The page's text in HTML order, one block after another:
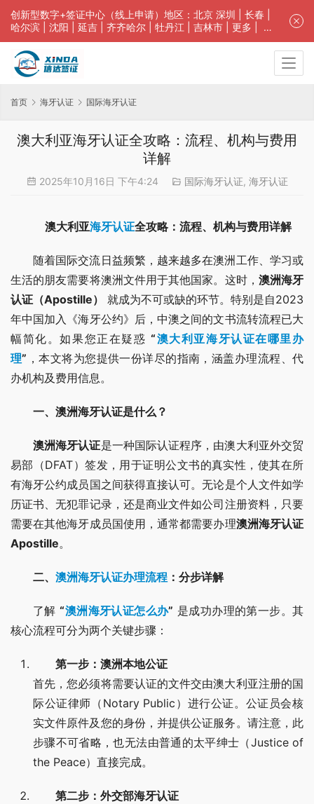
首页 海牙认证 国际海牙认证
澳大利亚海牙认证全攻略：流程、机构与费用
详解
2025年10月16日 下午4:24 国际海牙认证, 海牙认证
澳大利亚海牙认证全攻略：流程、机构与费用详解
随着国际交流日益频繁，越来越多在澳洲工作、学习或
生活的朋友需要将澳洲文件用于其他国家。这时， 澳洲海牙
认证（Apostille）
就成为不可或缺的环节。特别是自2023
年中国加入《海牙公约》后，中澳之间的文书流转流程已大
幅简化。如果您正在疑惑 “澳大利亚海牙认证在哪里办
理” ，本文将为您提供一份详尽的指南，涵盖办理流程、代
办机构及费用信息。
一、澳洲海牙认证是什么？
澳洲海牙认证是一种国际认证程序，由澳大利亚外交贸
易部（DFAT）签发，用于证明公文书的真实性，使其在所
有海牙公约成员国之间获得直接认可。无论是个人文件如学
历证书、无犯罪记录，还是商业文件如公司注册资料，只要
需要在其他海牙成员国使用，通常都需要办理澳洲海牙认证
Apostille。
二、 澳洲海牙认证办理流程 ：分步详解
了解 “澳洲海牙认证怎么办” 是成功办理的第一步。其
核心流程可分为两个关键步骤：
第一步：澳洲本地公证
首先，您必须将需要认证的文件交由澳大利亚注册的国
际公证律师（Notary Public）进行公证。公证员会核
实文件原件及您的身份，并提供公证服务。请注意，此
步骤不可省略，也无法由普通的太平绅士（Justice of
the Peace）直接完成。
第二步：外交部海牙认证
创新型数字+签证中心（线上申请）地区： 北京 深圳 长春
哈尔滨
沈阳 延吉 齐齐哈尔 | 牡丹江 | 吉林市 | 更多 | 客
服中心
中青旅信达联合签证中心咨询电话：4008618808。专业留学
签证 商务签证 探亲签证 旅游签证 涉外公证 外交部认证 单
（双认证），
；
构：信达出入境服务有限公司/中青国际旅行社有限公司.专